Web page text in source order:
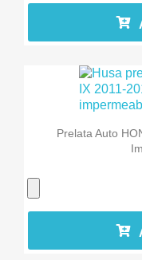
Prelata Auto